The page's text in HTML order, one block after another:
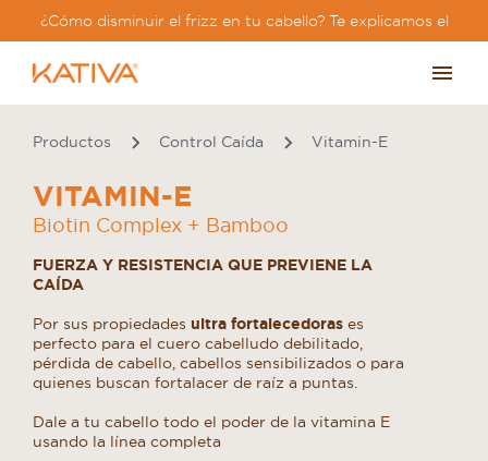
¿Cómo disminuir el frizz en tu cabello? Te explicamos el
Productos Control Caída Vitamin-E
VITAMIN-E
Biotin Complex + Bamboo
FUERZA Y RESISTENCIA QUE PREVIENE LA
CAÍDA
Por sus propiedades ultra fortalecedorases
perfecto para el cuero cabelludo debilitado,
pérdida de cabello, cabellos sensibilizados o para
quienes buscan fortalacer de raíz a puntas.
Dale a tu cabello todo el poder de la vitamina E
usando la línea completa